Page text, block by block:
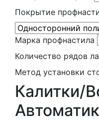
Покрытие
Марка профнастила
Количество рядов
Метод установки
Калитки/